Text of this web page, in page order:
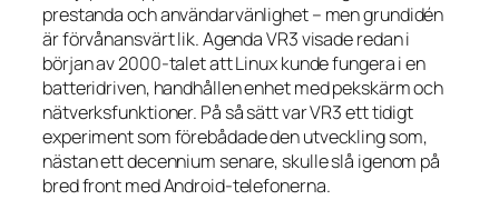
prestanda och användarvänlighet – men grundidén
är förvånansvärt lik. Agenda VR3 visade redan i
början av 2000‑talet att Linux kunde fungera i en
batteridriven, handhållen enhet med pekskärm och
nätverksfunktioner. På så sätt var VR3 ett tidigt
experiment som förebådade den utveckling som,
nästan ett decennium senare, skulle slå igenom på
bred front med Android‑telefonerna.